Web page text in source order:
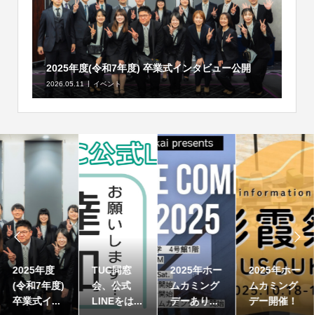
2025年度(令和7年度) 卒業式インタビュー公開
2026.05.11 イベント

2025年度
(令和7年度)
卒業式イ...
TUC同窓
会、公式
LINEをは...
2025年ホー
ムカミング
デーあり...
2025年ホー
ムカミング
デー開催！
